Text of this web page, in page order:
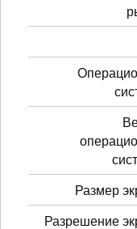
Размер
Разрешение